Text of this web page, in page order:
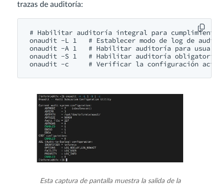
trazas de auditoría:
# Habilitar auditoría integral para cumplimiento
onaudit -L 1   # Establecer modo de log de
onaudit -A 1   # Habilitar auditoría para
onaudit -S 1   # Habilitar auditoría obligatoria
Esta captura de pantalla muestra la salida de la